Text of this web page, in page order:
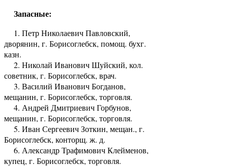
Запасные:
1. Петр Николаевич Павловский,
дворянин, г. Борисоглебск, помощ. бухг.
казн.
2. Николай Иванович Шуйский, кол.
советник, г. Борисоглебск, врач.
3. Василий Иванович Богданов,
мещанин, г. Борисоглебск, торговля.
4. Андрей Дмитриевич Горбунов,
мещанин, г. Борисоглебск, торговля.
5. Иван Сергеевич Зоткин, мещан., г.
Борисоглебск, конторщ. ж. д.
6. Александр Трафимович Клейменов,
купец, г. Борисоглебск, торговля.